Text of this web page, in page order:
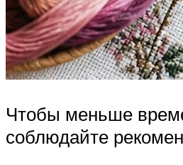
Чтобы меньше
соблюдайте